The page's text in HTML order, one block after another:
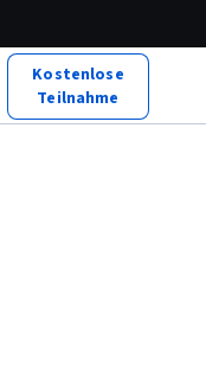
Kostenlose
Teilnahme